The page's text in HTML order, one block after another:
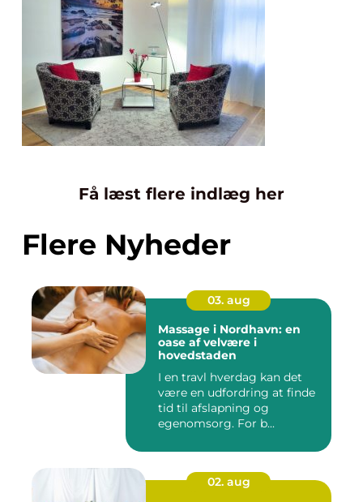
Få læst flere indlæg her
Flere Nyheder
03. aug
Massage i Nordhavn: en
oase af velvære i
hovedstaden
I en travl hverdag kan det
være en udfordring at finde
tid til afslapning og
egenomsorg. For b...
02. aug